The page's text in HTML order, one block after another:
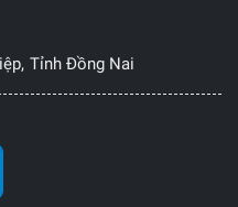
Tỉnh Đồng Nai